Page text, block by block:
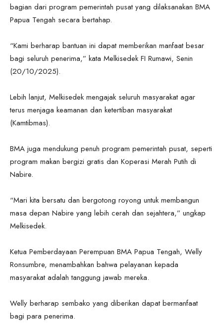
bagian dari program pemerintah pusat yang dilaksanakan BMA
Papua Tengah secara bertahap.
“Kami berharap bantuan ini dapat memberikan manfaat besar
bagi seluruh penerima,” kata Melkisedek FI Rumawi, Senin
(20/10/2025).
Lebih lanjut, Melkisedek mengajak seluruh masyarakat agar
terus menjaga keamanan dan ketertiban masyarakat
(Kamtibmas).
BMA juga mendukung penuh program pemerintah pusat, seperti
program makan bergizi gratis dan Koperasi Merah Putih di
Nabire.
“Mari kita bersatu dan bergotong royong untuk membangun
masa depan Nabire yang lebih cerah dan sejahtera,” ungkap
Melkisedek.
Ketua Pemberdayaan Perempuan BMA Papua Tengah, Welly
Ronsumbre, menambahkan bahwa pelayanan kepada
masyarakat adalah tanggung jawab mereka.
Welly berharap sembako yang diberikan dapat bermanfaat
bagi para penerima.